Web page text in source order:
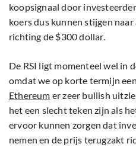
koopsignaal door
koers dus kunnen stijgen
richting de $300 dollar.
De RSI ligt momenteel wel in
omdat we op korte termijn
Ethereum er zeer bullish
het een slecht teken zijn als
ervoor kunnen zorgen dat
nemen en de prijs terugzakt